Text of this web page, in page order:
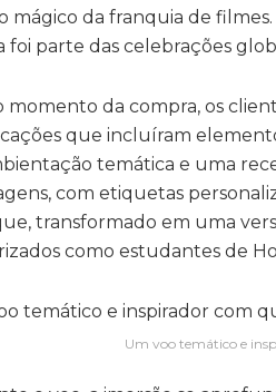
mágico da franquia de
foi parte das celebrações
momento da compra, os
que incluíram
temática e uma
com etiquetas
transformado em uma
como estudantes de
Um voo temático e